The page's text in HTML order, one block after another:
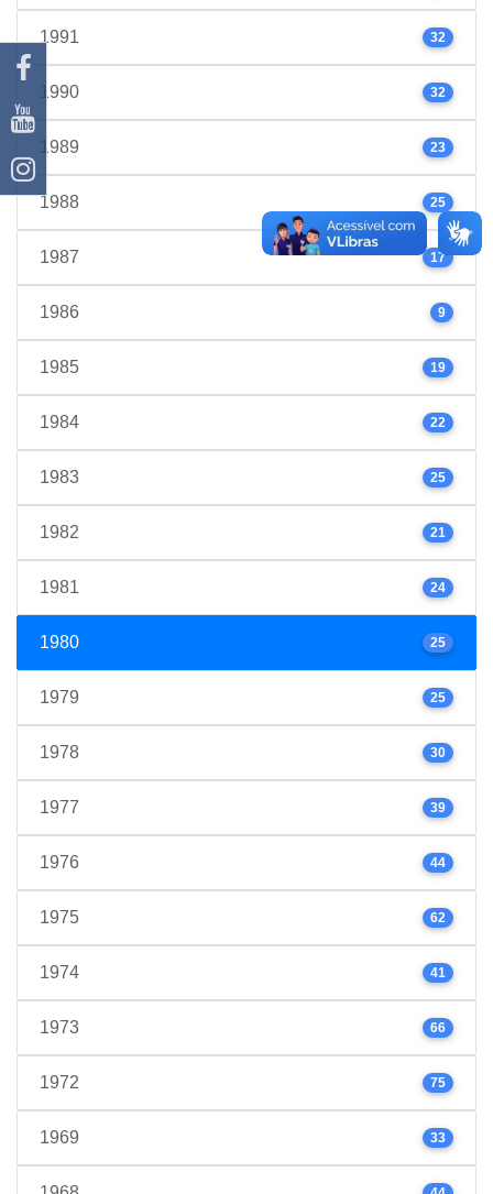
1991 32
1990 32
1989 23
1988 25
1987 17
1986 9
1985 19
1984 22
1983 25
1982 21
1981 24
1980 25
1979 25
1978 30
1977 39
1976 44
1975 62
1974 41
1973 66
1972 75
1969 33